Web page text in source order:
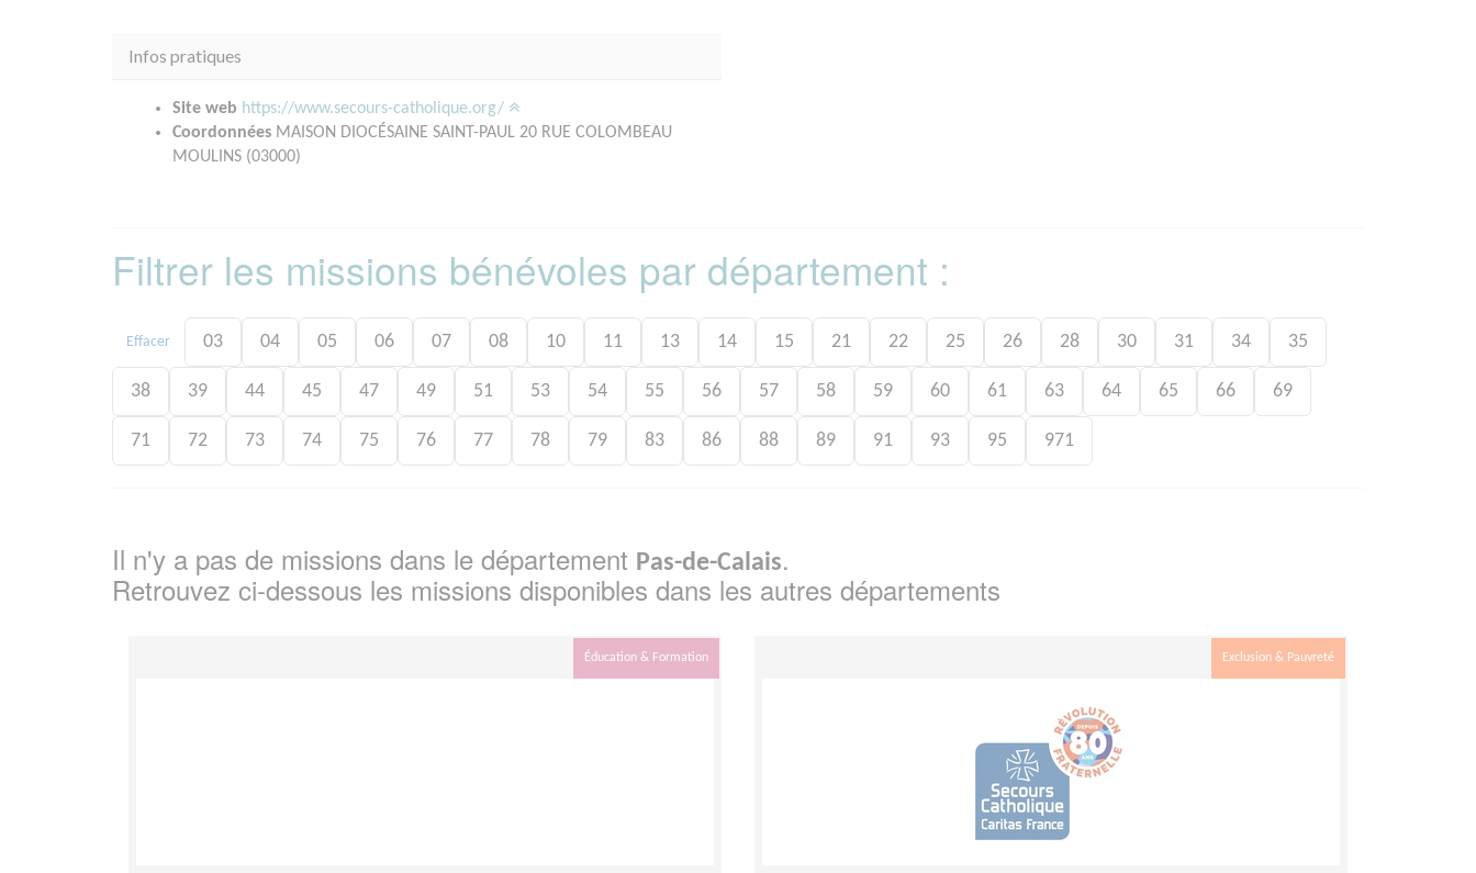
Infos pratiques
Site web https://www.secours-catholique.org/
Coordonnées MAISON DIOCÉSAINE SAINT-PAUL 20 RUE COLOMBEAU
MOULINS (03000)
Filtrer les missions bénévoles par département :
Effacer 03 04 05 06 07 08 10 11 13 14 15 21 22 25 26 28 30 31 34 35
38 39 44 45 47 49 51 53 54 55 56 57 58 59 60 61 63 64 65 66 69
71 72 73 74 75 76 77 78 79 83 86 88 89 91 93 95 971
Il n'y a pas de missions dans le département Pas-de-Calais.
Retrouvez ci-dessous les missions disponibles dans les autres départements
Éducation & Formation Exclusion & Pauvreté